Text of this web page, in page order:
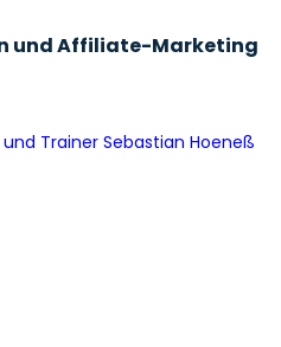
und Affiliate-Marketing